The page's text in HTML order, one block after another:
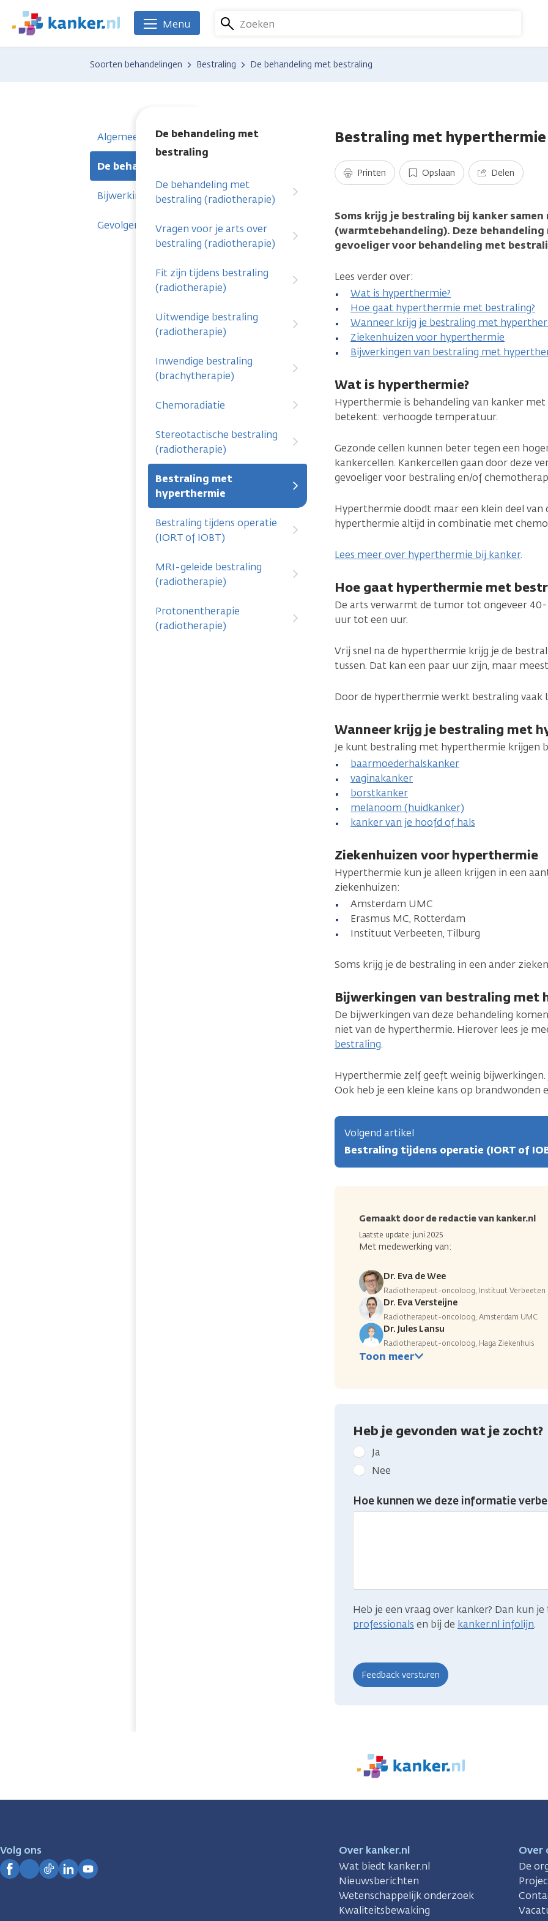
naar
We
zijn
Zoeken
Menu
Soorten behandelingen Bestraling De behandeling met bestraling
Algemeen
De behandeling met bestraling
De behandeling met
bestraling
De behandeling met
bestraling (radiotherapie)
Vragen voor je arts over
bestraling (radiotherapie)
Fit zijn tijdens bestraling
(radiotherapie)
Uitwendige bestraling
(radiotherapie)
Inwendige bestraling
(brachytherapie)
Chemoradiatie
Stereotactische bestraling
(radiotherapie)
Bestraling met
hyperthermie
Bestraling tijdens operatie
(IORT of IOBT)
MRI-geleide bestraling
(radiotherapie)
Protonentherapie
(radiotherapie)
Bijwerkingen
Gevolgen
Bestraling met hyperthermie
Printen Opslaan Delen
Soms krijg je bestraling bij kanker
(warmtebehandeling). Deze
gevoeliger voor behandeling met
Lees verder over:
Wat is hyperthermie?
Hoe gaat hyperthermie met bestraling?
Wanneer krijg je bestraling met
Ziekenhuizen voor hyperthermie
Bijwerkingen van bestraling met
Wat is hyperthermie?
Hyperthermie is behandeling van kanker
betekent: verhoogde temperatuur.
Gezonde cellen kunnen beter tegen een
kankercellen. Kankercellen gaan door deze
gevoeliger voor bestraling en/of
Hyperthermie doodt maar een klein deel van
hyperthermie altijd in combinatie met
Lees meer over hyperthermie bij kanker.
Hoe gaat hyperthermie met
De arts verwarmt de tumor tot ongeveer 40-
uur tot een uur.
Vrij snel na de hyperthermie krijg je de
tussen. Dat kan een paar uur zijn, maar
Door de hyperthermie werkt bestraling vaak
Wanneer krijg je bestraling met
Je kunt bestraling met hyperthermie krijgen
baarmoederhalskanker
vaginakanker
borstkanker
melanoom (huidkanker)
kanker van je hoofd of hals
Ziekenhuizen voor hyperthermie
Hyperthermie kun je alleen krijgen in een
ziekenhuizen:
Amsterdam UMC
Erasmus MC, Rotterdam
Instituut Verbeeten, Tilburg
Soms krijg je de bestraling in een ander
Bijwerkingen van bestraling met
De bijwerkingen van deze behandeling
niet van de hyperthermie. Hierover lees je
bestraling.
Hyperthermie zelf geeft weinig
Ook heb je een kleine kans op brandwonden
Volgend artikel
Bestraling tijdens operatie (IORT of
Gemaakt door de redactie van kanker.nl
Laatste update: juni 2025
Met medewerking van:
Dr. Eva de Wee
Radiotherapeut-oncoloog, Instituut Verbeeten
Dr. Eva Versteijne
Radiotherapeut-oncoloog, Amsterdam UMC
Dr. Jules Lansu
Radiotherapeut-oncoloog, Haga Ziekenhuis
Toon meer
Heb je gevonden wat je zocht?
Geef
kanker.nl
feedback:
Heb
je
Ja
Nee
Hoe kunnen we deze informatie
Heb je een vraag over kanker? Dan kun
professionals en bij de kanker.nl infolijn.
We
er
Volg ons
Over kanker.nl
Wat biedt kanker.nl
Nieuwsberichten
Wetenschappelijk onderzoek
Kwaliteitsbewaking
Over
De